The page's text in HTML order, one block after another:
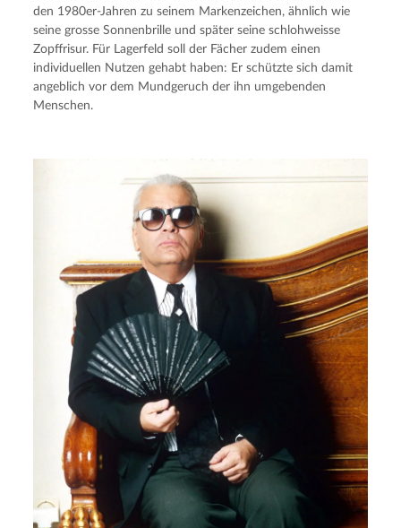
den 1980er-Jahren zu seinem Markenzeichen, ähnlich wie
seine grosse Sonnenbrille und später seine schlohweisse
Zopffrisur. Für Lagerfeld soll der Fächer zudem einen
individuellen Nutzen gehabt haben: Er schützte sich damit
angeblich vor dem Mundgeruch der ihn umgebenden
Menschen.